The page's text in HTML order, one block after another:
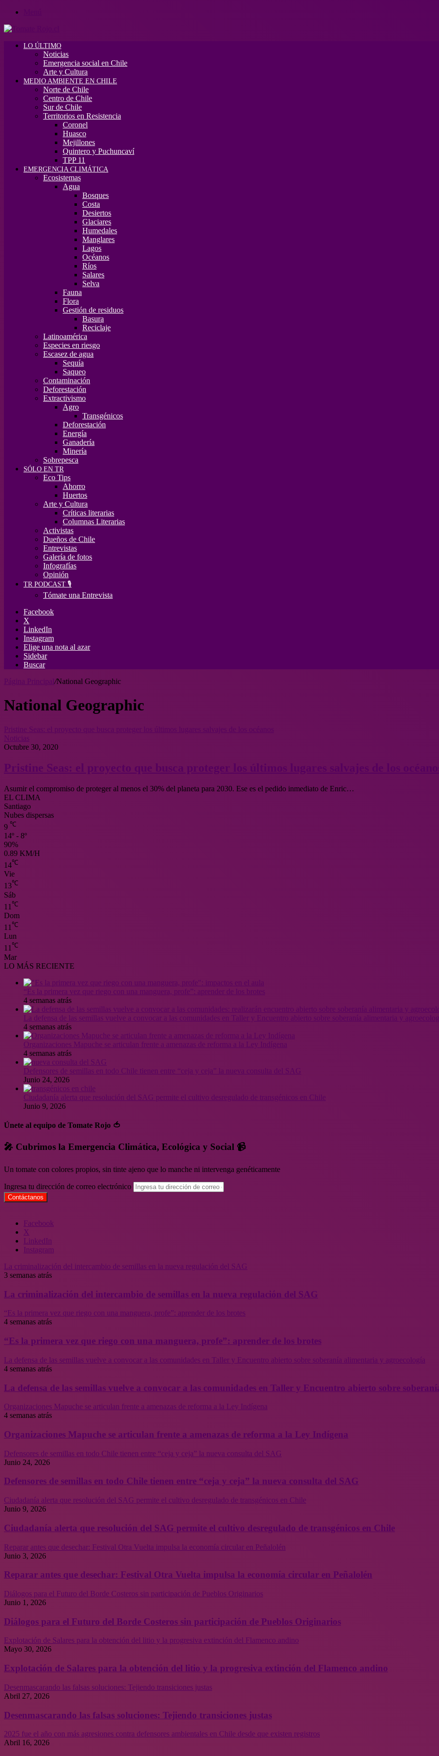
LO ÚLTIMO
Noticias
Emergencia social en Chile
Arte y Cultura
MEDIO AMBIENTE EN CHILE
Norte de Chile
Centro de Chile
Sur de Chile
Territorios en Resistencia
Coronel
Huasco
Mejillones
Quintero y Puchuncaví
TPP 11
EMERGENCIA CLIMÁTICA
Ecosistemas
Agua
Bosques
Costa
Desiertos
Glaciares
Humedales
Manglares
Lagos
Océanos
Ríos
Salares
Selva
Fauna
Flora
Gestión de residuos
Basura
Reciclaje
Latinoamérica
Especies en riesgo
Escasez de agua
Sequía
Saqueo
Contaminación
Deforestación
Extractivismo
Agro
Transgénicos
Deforestación
Energía
Ganadería
Minería
Sobrepesca
SÓLO EN TR
Eco Tips
Ahorro
Huertos
Arte y Cultura
Críticas literarias
Columnas Literarias
Activistas
Dueños de Chile
Entrevistas
Galería de fotos
Infografías
Opinión
TR PODCAST 🎙️
Tómate una Entrevista
Facebook
X
LinkedIn
Instagram
Elige una nota al azar
Sidebar
Buscar
Página Principal /National Geographic
National Geographic
Pristine Seas: el proyecto que busca proteger los últimos lugares salvajes de los océanos
Noticias
Octubre 30, 2020
Pristine Seas: el proyecto que busca proteger los últimos lugares salvajes de los
Asumir el compromiso de proteger al menos el 30% del planeta para 2030. Ese es el pedido inmediato de Enric…
EL CLIMA
Santiago
Nubes dispersas
9 ℃
14º - 8º
90%
0.89 KM/H
14℃
Vie
13℃
Sáb
11 ℃
Dom
11 ℃
Lun
11℃
Mar
LO MÁS RECIENTE
“Es la primera vez que riego con una manguera, profe”: aprender de los brotes
4 semanas atrás
La defensa de las semillas vuelve a convocar a las comunidades en Taller y Encuentro abierto sobre soberanía alimentaria y
4 semanas atrás
Organizaciones Mapuche se articulan frente a amenazas de reforma a la Ley Indígena
4 semanas atrás
Defensores de semillas en todo Chile tienen entre “ceja y ceja” la nueva consulta del SAG
Junio 24, 2026
Ciudadanía alerta que resolución del SAG permite el cultivo desregulado de transgénicos en Chile
Junio 9, 2026
Únete al equipo de Tomate Rojo 🍅
🎤 Cubrimos la Emergencia Climática, Ecológica y Social 📹
Un tomate con colores propios, sin tinte ajeno que lo manche ni intervenga genéticamente
Ingresa tu dirección de correo electrónico
Facebook
X
LinkedIn
Instagram
La criminalización del intercambio de semillas en la nueva regulación del SAG
3 semanas atrás
La criminalización del intercambio de semillas en la nueva regulación del SAG
“Es la primera vez que riego con una manguera, profe”: aprender de los brotes
4 semanas atrás
“Es la primera vez que riego con una manguera, profe”: aprender de los brotes
La defensa de las semillas vuelve a convocar a las comunidades en Taller y Encuentro abierto sobre soberanía alimentaria y agroecología
4 semanas atrás
La defensa de las semillas vuelve a convocar a las comunidades en Taller y Encuentro abierto sobre
Organizaciones Mapuche se articulan frente a amenazas de reforma a la Ley Indígena
4 semanas atrás
Organizaciones Mapuche se articulan frente a amenazas de reforma a la Ley Indígena
Defensores de semillas en todo Chile tienen entre “ceja y ceja” la nueva consulta del SAG
Junio 24, 2026
Defensores de semillas en todo Chile tienen entre “ceja y ceja” la nueva consulta del SAG
Ciudadanía alerta que resolución del SAG permite el cultivo desregulado de transgénicos en Chile
Junio 9, 2026
Ciudadanía alerta que resolución del SAG permite el cultivo desregulado de transgénicos en Chile
Reparar antes que desechar: Festival Otra Vuelta impulsa la economía circular en Peñalolén
Junio 3, 2026
Reparar antes que desechar: Festival Otra Vuelta impulsa la economía circular en Peñalolén
Diálogos para el Futuro del Borde Costeros sin participación de Pueblos Originarios
Junio 1, 2026
Diálogos para el Futuro del Borde Costeros sin participación de Pueblos Originarios
Explotación de Salares para la obtención del litio y la progresiva extinción del Flamenco andino
Mayo 30, 2026
Explotación de Salares para la obtención del litio y la progresiva extinción del Flamenco andino
Desenmascarando las falsas soluciones: Tejiendo transiciones justas
Abril 27, 2026
Desenmascarando las falsas soluciones: Tejiendo transiciones justas
2025 fue el año con más agresiones contra defensores ambientales en Chile desde que existen registros
Abril 16, 2026